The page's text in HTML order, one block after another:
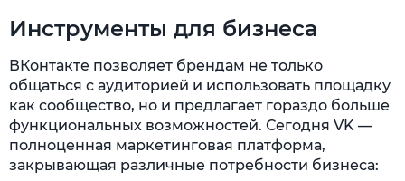
Инструменты для бизнеса
ВКонтакте позволяет брендам не только
общаться с аудиторией и использовать площадку
как сообщество, но и предлагает гораздо больше
функциональных возможностей. Сегодня VK —
полноценная маркетинговая платформа,
закрывающая различные потребности бизнеса: